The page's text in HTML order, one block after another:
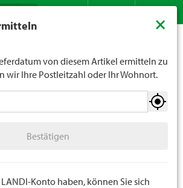
×
von diesem Artikel ermitteln zu
wir Ihre Postleitzahl oder Ihr Wohnort.
Bestätigen
LANDI-Konto haben, können Sie sich
Spirituosen gilt die Altersgrenze von
Alter an.